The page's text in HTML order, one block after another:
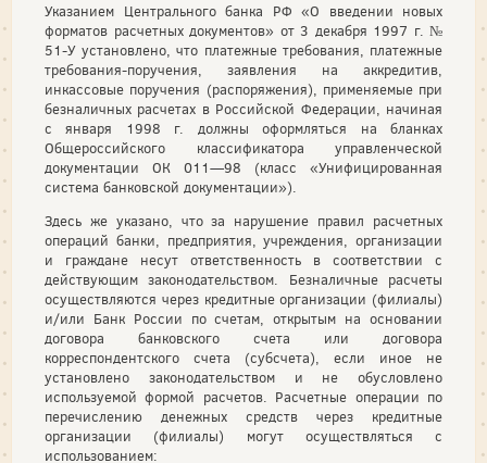
Указанием Центрального банка РФ «О введении новых
форматов расчетных документов» от 3 декабря 1997 г. №
51-У установлено, что платежные требования, платежные
требования-поручения, заявления на аккредитив,
инкассовые поручения (распоряжения), применяемые при
безналичных расчетах в Российской Федерации, начиная
с января 1998 г. должны оформляться на бланках
Общероссийского классификатора управленческой
документации ОК 011—98 (класс «Унифицированная
система банковской документации»).
Здесь же указано, что за нарушение правил расчетных
операций банки, предприятия, учреждения, организации
и граждане несут ответственность в соответствии с
действующим законодательством. Безналичные расчеты
осуществляются через кредитные организации (филиалы)
и/или Банк России по счетам, открытым на основании
договора банковского счета или договора
корреспондентского счета (субсчета), если иное не
установлено законодательством и не обусловлено
используемой формой расчетов. Расчетные операции по
перечислению денежных средств через кредитные
организации (филиалы) могут осуществляться с
использованием: